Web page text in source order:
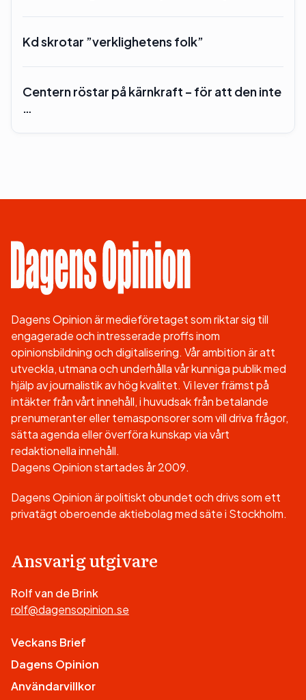
Kd skrotar ”verklighetens folk”
Centern röstar på kärnkraft – för att den inte
…
Dagens Opinion är medieföretaget som riktar sig till
engagerade och intresserade proffs inom
opinionsbildning och digitalisering. Vår ambition är att
utveckla, utmana och underhålla vår kunniga publik med
hjälp av journalistik av hög kvalitet. Vi lever främst på
intäkter från vårt innehåll, i huvudsak från betalande
prenumeranter eller temasponsorer som vill driva frågor,
sätta agenda eller överföra kunskap via vårt
redaktionella innehåll.
Dagens Opinion startades år 2009.
Dagens Opinion är politiskt obundet och drivs som ett
privatägt oberoende aktiebolag med säte i Stockholm.
Ansvarig utgivare
Rolf van de Brink
rolf@dagensopinion.se
Veckans Brief
Dagens Opinion
Användarvillkor